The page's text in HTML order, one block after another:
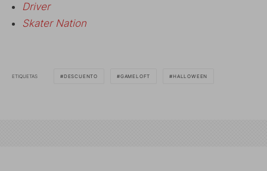
Driver
Skater Nation
ETIQUETAS DESCUENTO GAMELOFT HALLOWEEN